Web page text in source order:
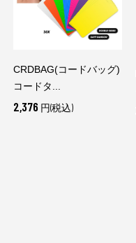
CRDBAG(コードバッグ)
コードタ...
2,376 円(税込)